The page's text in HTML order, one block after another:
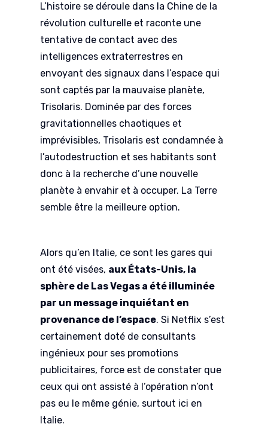
L’histoire se déroule dans la Chine de la
révolution culturelle et raconte une
tentative de contact avec des
intelligences extraterrestres en
envoyant des signaux dans l’espace qui
sont captés par la mauvaise planète,
Trisolaris. Dominée par des forces
gravitationnelles chaotiques et
imprévisibles, Trisolaris est condamnée à
l’autodestruction et ses habitants sont
donc à la recherche d’une nouvelle
planète à envahir et à occuper. La Terre
semble être la meilleure option.
Alors qu’en Italie, ce sont les gares qui
ont été visées, aux États-Unis, la
sphère de Las Vegas a été illuminée
par un message inquiétant en
provenance de l’espace. Si Netflix s’est
certainement doté de consultants
ingénieux pour ses promotions
publicitaires, force est de constater que
ceux qui ont assisté à l’opération n’ont
pas eu le même génie, surtout ici en
Italie.